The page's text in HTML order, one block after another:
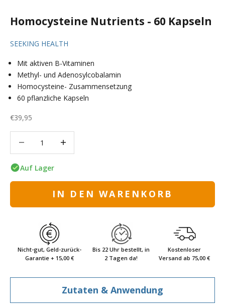
Homocysteine Nutrients - 60 Kapseln
SEEKING HEALTH
Mit aktiven B-Vitaminen
Methyl- und Adenosylcobalamin
Homocysteine- Zusammensetzung
60 pflanzliche Kapseln
Angebot
€39,95
Auf Lager
IN DEN WARENKORB
Nicht-gut, Geld-zurück-
Garantie + 15,00 €
Bis 22 Uhr bestellt, in
2 Tagen da!
Kostenloser
Versand ab 75,00 €
Zutaten & Anwendung